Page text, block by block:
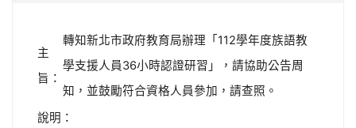
主
旨：
轉知新北市政府教育局辦理「112學年度族語教
學支援人員36小時認證研習」，請協助公告周
知，並鼓勵符合資格人員參加，請查照。
說明：